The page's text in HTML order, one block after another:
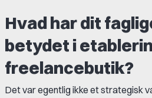
Hvad har dit
betydet i
freelancebutik?
Det var egentlig ikke et strategisk